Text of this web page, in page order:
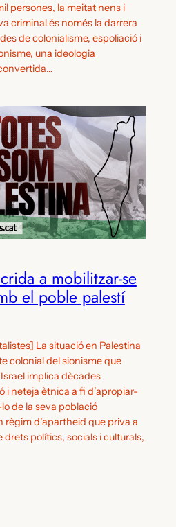
persones, la meitat nens i
criminal és només la darrera
de colonialisme, espoliació i
una ideologia
a mobilitzar-se
el poble palestí
La situació en Palestina
colonial del sionisme que
implica dècades
i neteja ètnica a fi d’apropiar-
de la seva població
d’apartheid que priva a
drets polítics, socials i culturals,